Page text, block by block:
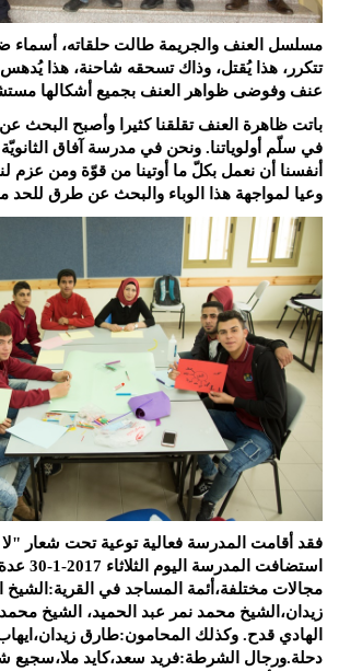
مسلسل العنف والجريمة طالت حلقاته، أسماء
تتكرر، هذا يُقتل، وذاك تسحقه شاحنة، هذا
عنف وفوضى ظواهر العنف بجميع أشكالها
باتت ظاهرة العنف تقلقنا كثيرا وأصبح البحث
في سلّم أولوياتنا. ونحن في مدرسة آفاق
أنفسنا أن نعمل بكلّ ما أوتينا من قوّة ومن عزم
وعيا لمواجهة هذا الوباء والبحث عن طرق للحد
فقد أقامت المدرسة فعالية توعية تحت شعار
استضافت
مجالات مختلفة،أئمة المساجد في القرية:الشيخ
زيدان،الشيخ محمد نمر عبد الحميد، الشيخ
الهادي قدح. وكذلك المحامون:طارق
دحلة.ورجال الشرطة:فريد سعد،كايد ملا،سجيع